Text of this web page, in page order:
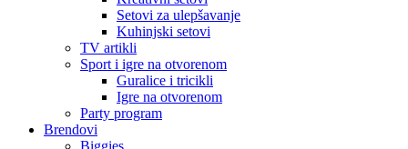
Setovi za ulepšavanje
Kuhinjski setovi
TV artikli
Sport i igre na otvorenom
Guralice i tricikli
Igre na otvorenom
Party program
Brendovi
Biggies